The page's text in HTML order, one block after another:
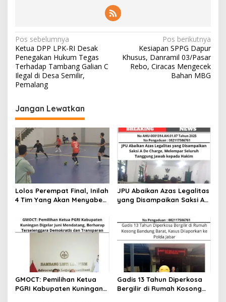
N
a
v
i
a
s
i
p
o
s
Pos sebelumnya
Ketua DPP LPK-RI Desak
Penegakan Hukum Tegas
Terhadap Tambang Galian C
Ilegal di Desa Semilir,
Pemalang
Pos berikutnya
Kesiapan SPPG Dapur
Khusus, Danramil 03/Pasar
Rebo, Ciracas Mengecek
Bahan MBG
Jangan Lewatkan
Lolos Perempat Final, Inilah
4 Tim Yang Akan Menyabet
2025
JPU Abaikan Azas Legalitas
yang Disampaikan Saksi A
Seluruh Tanggung Jawab
kepada Hakim
GMOCT: Pemilihan Ketua
PGRI Kabupaten Kuningan
Gadis 13 Tahun Diperkosa
Bergilir di Rumah Kosong